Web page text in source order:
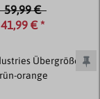
59,99 €
41,99 € *